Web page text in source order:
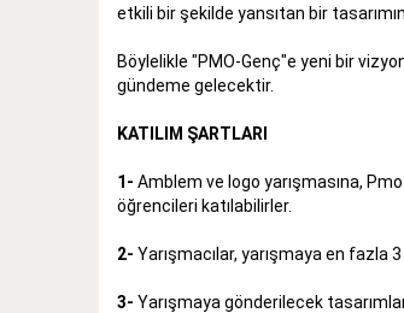
etkili bir şekilde yansıtan bir
Böylelikle "PMO-Genç"e yeni bir
gündeme gelecektir.
KATILIM ŞARTLARI
1- Amblem ve logo yarışmasına,
öğrencileri katılabilirler.
2- Yarışmacılar, yarışmaya en fazla
3- Yarışmaya gönderilecek